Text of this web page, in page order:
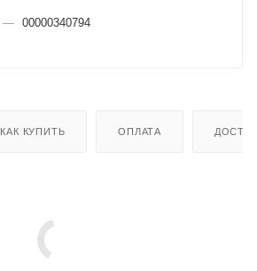
— 00000340794
КАК КУПИТЬ ОПЛАТА